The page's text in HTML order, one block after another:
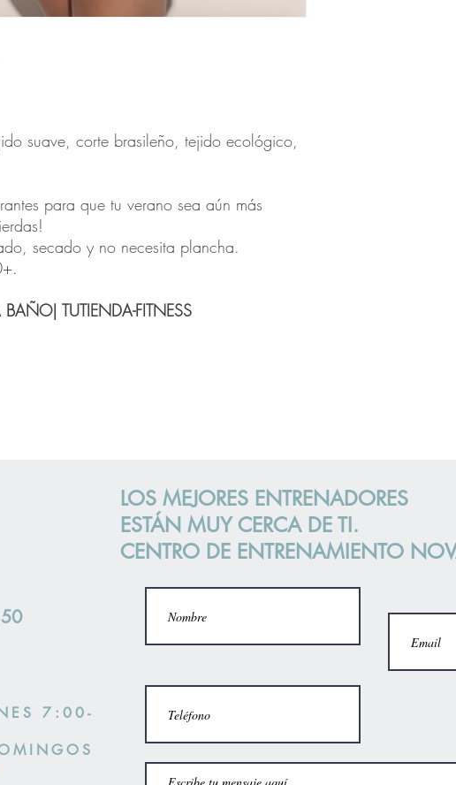
suave, corte brasileño, tejido ecológico,
para que tu verano sea aún más
secado y no necesita plancha.
BAÑO| TUTIENDA-FITNESS
LOS MEJORES ENTRENADORES
ESTÁN MUY CERCA DE TI.
CENTRO DE ENTRENAMIENTO
7:00-